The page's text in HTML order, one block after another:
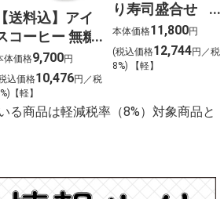
【送料込】アイ
コーヒー 無糖
ケース販売〉
体価格9,700円
込価格10,476円／税
【軽】
り寿司盛合せ
（上）〈４人
前〉
本体価格11,800円
(税込価格12,744円／税
8%) 【軽】
る商品は軽減税率（8%）対象商品と